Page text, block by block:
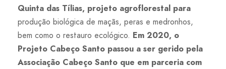
Quinta das Tílias, projeto agroflorestal para
produção biológica de maçãs, peras e medronhos,
bem como o restauro ecológico. Em 2020, o
Projeto Cabeço Santo passou a ser gerido pela
Associação Cabeço Santo que em parceria com